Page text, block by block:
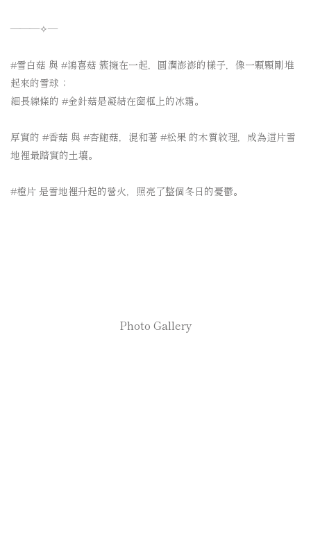
———✧—
#雪白菇 與 #鴻喜菇 簇擁在一起， 圓潤澎澎的樣子， 像一顆顆剛堆
起來的雪球；
細長線條的 #金針菇是凝結在窗框上的冰霜。
厚實的 #香菇 與 #杏鮑菇， 混和著 #松果 的木質紋理， 成為這片雪
地裡最踏實的土壤。
#橙片 是雪地裡升起的營火， 照亮了整個冬日的憂鬱。
Photo Gallery